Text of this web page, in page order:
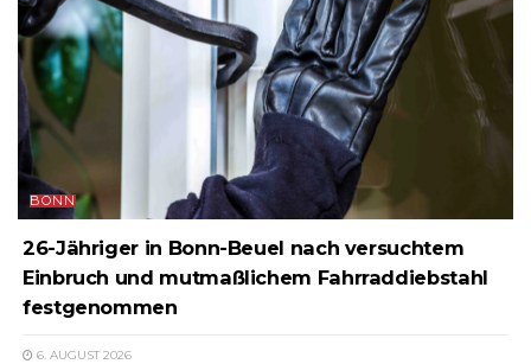
BONN
26-Jähriger in Bonn-Beuel nach versuchtem
Einbruch und mutmaßlichem Fahrraddiebstahl
festgenommen
6. AUGUST 2026